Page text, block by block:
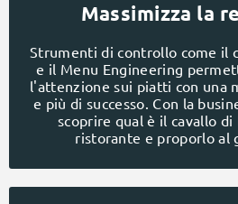
Massimizza la
Strumenti di controllo come il
e il Menu Engineering
l'attenzione sui piatti con una
e più di successo. Con la
scoprire qual è il cavallo
ristorante e proporlo al